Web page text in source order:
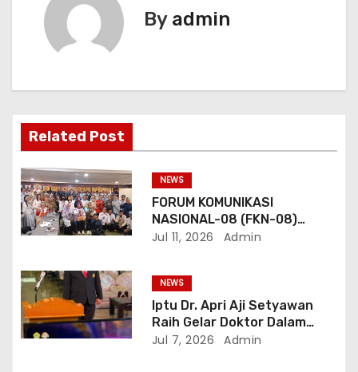
p
o
s
By admin
Related Post
NEWS
FORUM KOMUNIKASI
NASIONAL-08 (FKN-08)
Dukung Program
Jul 11, 2026 Admin
NEWS
Iptu Dr. Apri Aji Setyawan
Raih Gelar Doktor Dalam
Sidang Terbuka Promosi
Jul 7, 2026 Admin